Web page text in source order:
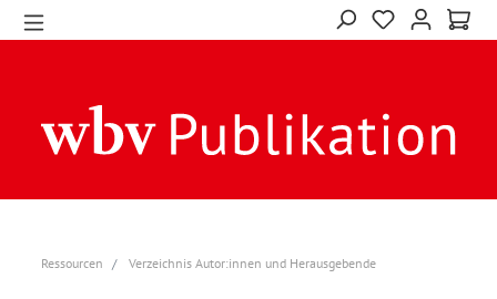
Ressourcen Verzeichnis Autor:innen und Herausgebende